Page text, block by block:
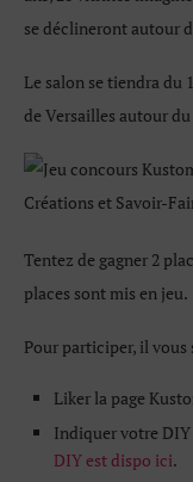
se déclineront autour
Le salon se tiendra du
de Versailles autour
Tentez de gagner 2
places sont mis en jeu.
Pour participer, il vous
Liker la page
Indiquer votre
DIY est dispo ici.